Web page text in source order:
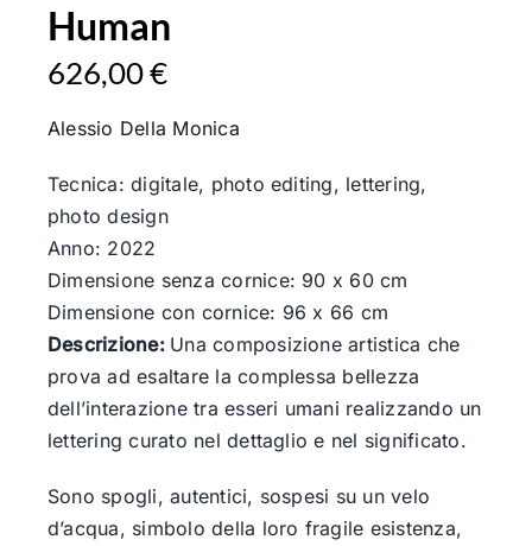
Human
626,00€
Alessio Della Monica
Tecnica: digitale, photo editing, lettering,
photo design
Anno: 2022
Dimensione senza cornice: 90 x 60 cm
Dimensione con cornice: 96 x 66 cm
Descrizione: Una composizione artistica che
prova ad esaltare la complessa bellezza
dell’interazione tra esseri umani realizzando un
lettering curato nel dettaglio e nel significato.
Sono spogli, autentici, sospesi su un velo
d’acqua, simbolo della loro fragile esistenza,